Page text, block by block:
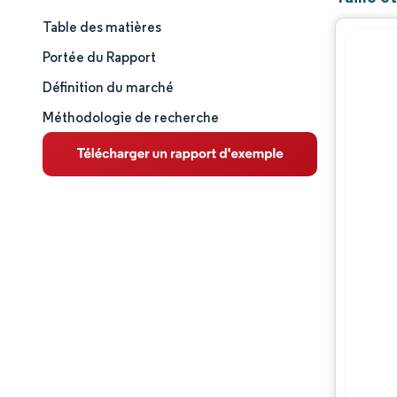
Taille et part de marché
Analyse du marché
Tendances et perspectives
Analyse des segments
Table des matières
Portée du Rapport
Définition du marché
Méthodologie de recherche